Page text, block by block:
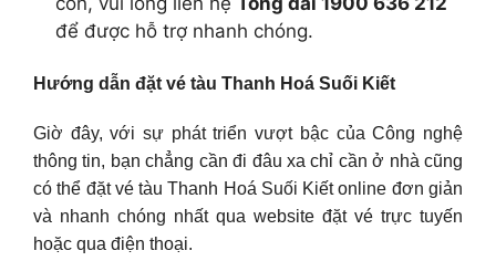
để được hỗ trợ nhanh chóng.
Hướng dẫn đặt vé tàu Thanh Hoá Suối Kiết
Giờ đây, với sự phát triển vượt bậc của Công nghệ
thông tin, bạn chẳng cần đi đâu xa chỉ cần ở nhà cũng
có thể đặt vé tàu Thanh Hoá Suối Kiết online đơn giản
và nhanh chóng nhất qua website đặt vé trực tuyến
hoặc qua điện thoại.